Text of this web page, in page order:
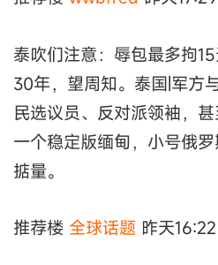
泰吹们注意：辱包最多拘
30年，望周知。泰国|军方
民选议员、反对派领袖，
一个稳定版缅甸，小号俄
掂量。
推荐楼 全球话题 昨天16:22